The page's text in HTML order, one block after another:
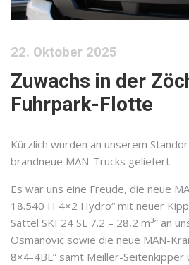
22. Oktober 2025
Zuwachs in der
Fuhrpark-Flotte
Kürzlich wurden an unserem
brandneue MAN-Trucks geliefert.
Es war uns eine Freude, die neue
18.540 H 4×2 Hydro“ mit neuer
Sattel SKI 24 SL 7.2 – 28,2 m³” an
Osmanovic sowie die neue MAN-
8×4-4BL” samt Meiller-Seitenkipper